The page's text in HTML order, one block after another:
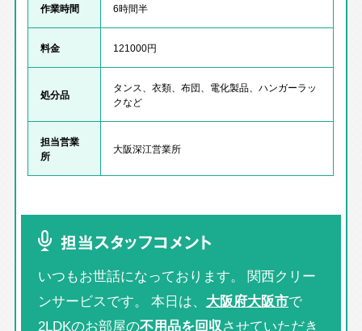
作業時間 6時間半
料金 121000円
処分品
タンス、衣類、布団、電化製品、ハンガーラッ
クなど
担当営業
所
大阪深江営業所
担当スタッフコメント
いつもお世話になっております。 関西クリー
ンサービスです。 本日は、 大阪府大阪市で
2LDKのお部屋の不用品を回収させていただき